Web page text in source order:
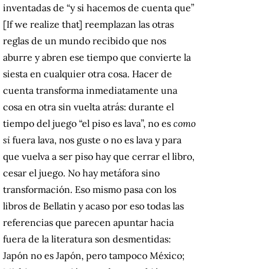
inventadas de “y si hacemos de cuenta que”
[If we realize that] reemplazan las otras
reglas de un mundo recibido que nos
aburre y abren ese tiempo que convierte la
siesta en cualquier otra cosa. Hacer de
cuenta transforma inmediatamente una
cosa en otra sin vuelta atrás: durante el
tiempo del juego “el piso es lava”, no es como
si fuera lava, nos guste o no es lava y para
que vuelva a ser piso hay que cerrar el libro,
cesar el juego. No hay metáfora sino
transformación. Eso mismo pasa con los
libros de Bellatin y acaso por eso todas las
referencias que parecen apuntar hacia
fuera de la literatura son desmentidas:
Japón no es Japón, pero tampoco México;